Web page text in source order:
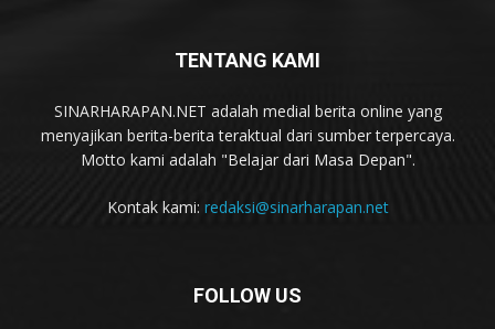
TENTANG KAMI
SINARHARAPAN.NET adalah medial berita online yang
menyajikan berita-berita teraktual dari sumber terpercaya.
Motto kami adalah "Belajar dari Masa Depan".
Kontak kami: redaksi@sinarharapan.net
FOLLOW US